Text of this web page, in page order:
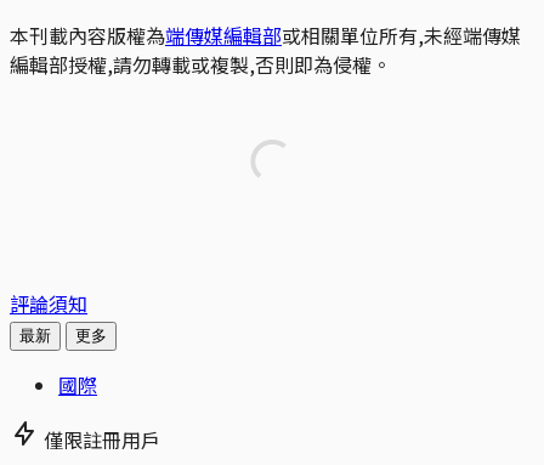
本刊載內容版權為端傳媒編輯部或相關單位所有,未經端傳媒
編輯部授權,請勿轉載或複製,否則即為侵權。
評論須知
最新 更多
國際
僅限註冊用戶